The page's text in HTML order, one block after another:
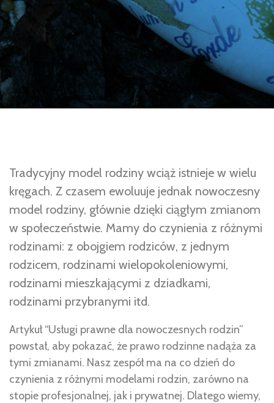
Tradycyjny model rodziny wciąż istnieje w wielu
kręgach. Z czasem ewoluuje jednak nowoczesny
model rodziny, głównie dzięki ciągłym zmianom
w społeczeństwie. Mamy do czynienia z różnymi
rodzinami: z obojgiem rodziców, z jednym
rodzicem, rodzinami wielopokoleniowymi,
rodzinami mieszkającymi z dziadkami,
rodzinami przybranymi itd.
Artykuł “Usługi prawne dla nowoczesnych rodzin”
powstał, aby pokazać, że prawo rodzinne nadąża za
tymi zmianami. Nasz zespół ma na co dzień do
czynienia z różnymi modelami rodzin, zarówno na
stopie profesjonalnej, jak i prywatnej. Dlatego wiemy,